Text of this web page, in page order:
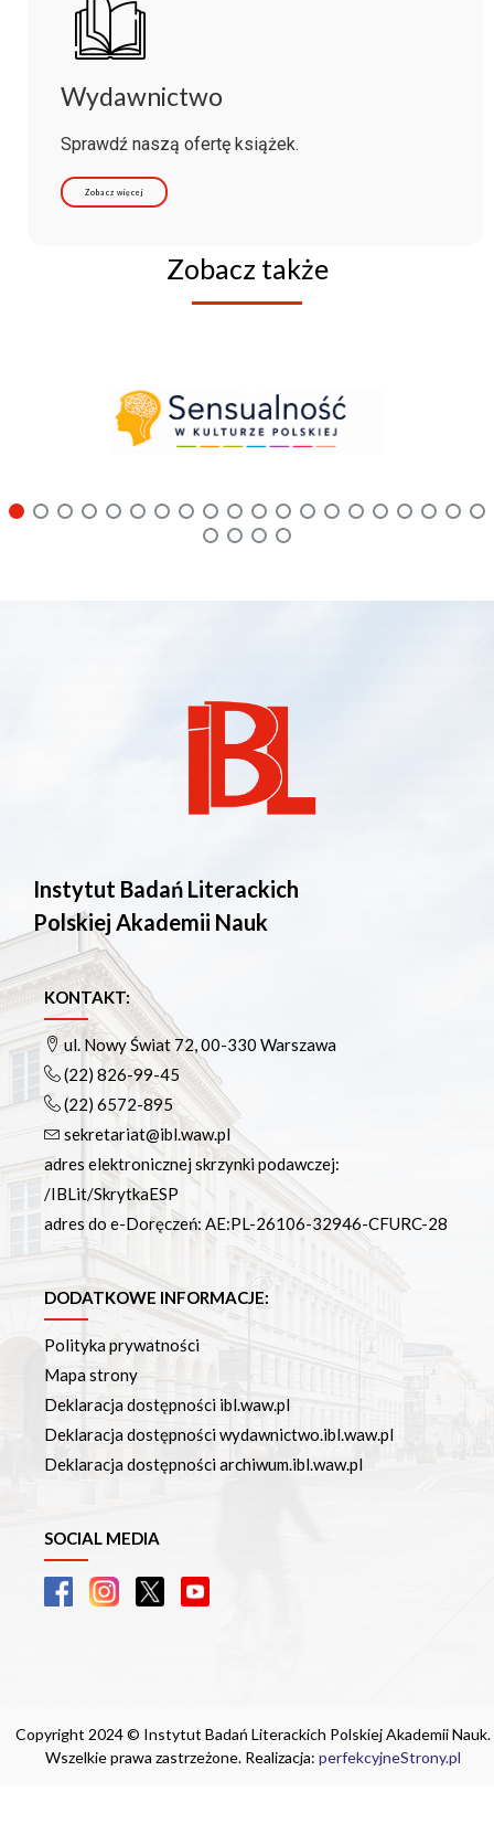
Wydawnictwo
Sprawdź naszą ofertę książek.
Zobacz więcej
Zobacz także
Instytut Badań Literackich
Polskiej Akademii Nauk
KONTAKT:
ul. Nowy Świat 72, 00-330 Warszawa
(22) 826-99-45
(22) 6572-895
sekretariat@ibl.waw.pl
adres elektronicznej skrzynki podawczej:
/IBLit/SkrytkaESP
adres do e-Doręczeń: AE:PL-26106-32946-CFURC-28
DODATKOWE INFORMACJE:
Polityka prywatności
Mapa strony
Deklaracja dostępności ibl.waw.pl
Deklaracja dostępności wydawnictwo.ibl.waw.pl
Deklaracja dostępności archiwum.ibl.waw.pl
SOCIAL MEDIA
Copyright 2024 © Instytut Badań Literackich Polskiej Akademii Nauk.
Wszelkie prawa zastrzeżone. Realizacja: perfekcyjneStrony.pl